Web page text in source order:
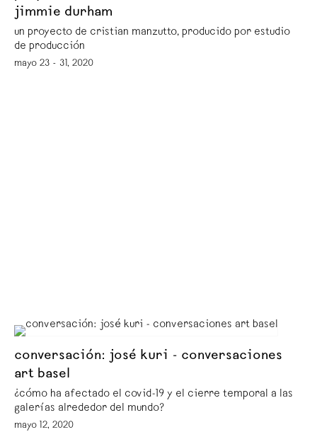
jimmie durham
un proyecto de cristian manzutto, producido por estudio
de producción
mayo 23 - 31, 2020
conversación: josé kuri - conversaciones
art basel
¿cómo ha afectado el covid-19 y el cierre temporal a las
galerías alrededor del mundo?
mayo 12, 2020